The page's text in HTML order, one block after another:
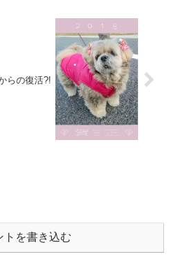
らの復活?!
トを書き込む